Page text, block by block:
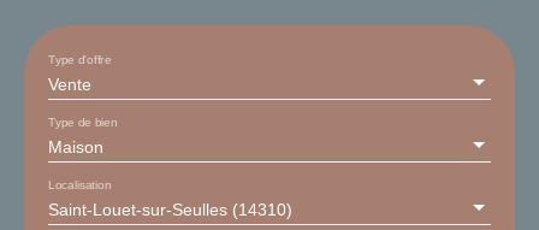
Vente
Type d'offre
Maison
Type de bien
Saint-Louet-sur-Seulles (14310)
Localisation